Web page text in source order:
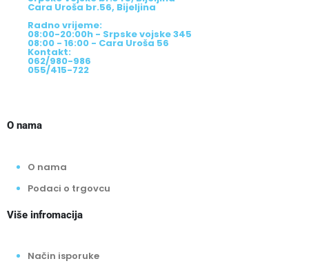
Cara Uroša br.56, Bijeljina
Radno vrijeme:
08:00-20:00h - Srpske vojske 345
08:00 - 16:00 - Cara Uroša 56
Kontakt:
062/980-986
055/415-722
O nama
O nama
Podaci o trgovcu
Više infromacija
Način isporuke